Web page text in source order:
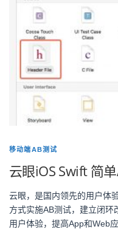
移动端AB测试
云眼iOS Swift 简
云眼，是国内领先的用户体
方式实施AB测试，建立闭
用户体验，提高App和Web